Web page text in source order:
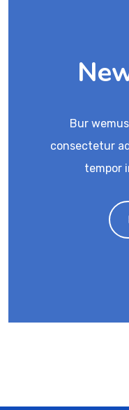
Bur
consectetur
tempor